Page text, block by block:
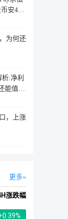
安47
为何还
:净利
能值得
，上涨
更多
涨跌幅